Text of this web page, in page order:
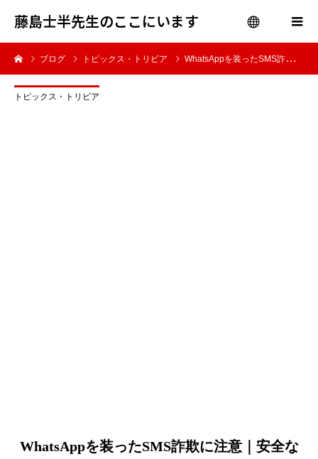
藤島士半先生のここにいます
menu
ブログ トピックス・トリビア WhatsAppを装ったSMS詐欺に注意｜安全な対処法リスト
トピックス・トリビア
WhatsAppを装ったSMS詐欺に注意｜安全な